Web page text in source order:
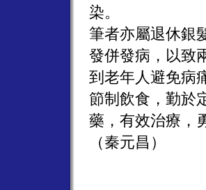
染。
筆者亦屬退休銀
發併發病，以致
到老年人避免病
節制飲食，勤於
藥，有效治療，
（秦元昌）